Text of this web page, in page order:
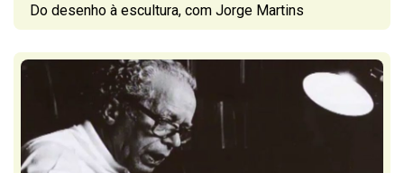
Do desenho à escultura, com Jorge Martins